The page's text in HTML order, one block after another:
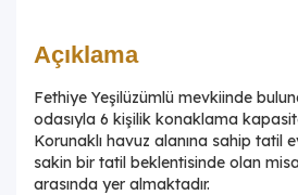
Açıklama
Fethiye Yeşilüzümlü mevkiinde
odasıyla 6 kişilik konaklama
Korunaklı havuz alanına sahip tatil
sakin bir tatil beklentisinde olan
arasında yer almaktadır.